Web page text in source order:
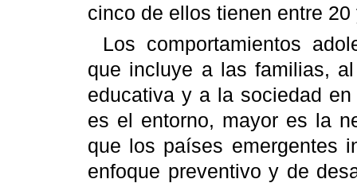
cinco de ellos tienen entre 20
Los comportamientos
que incluye a las familias,
educativa y a la sociedad
es el entorno, mayor es la
que los países emergentes
enfoque preventivo y de